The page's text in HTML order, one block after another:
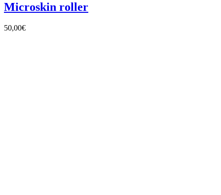
Microskin roller
50,00€